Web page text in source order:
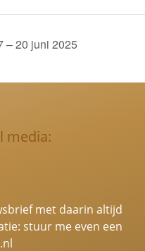
– 20 juni 2025
media:
met daarin altijd
stuur me even een